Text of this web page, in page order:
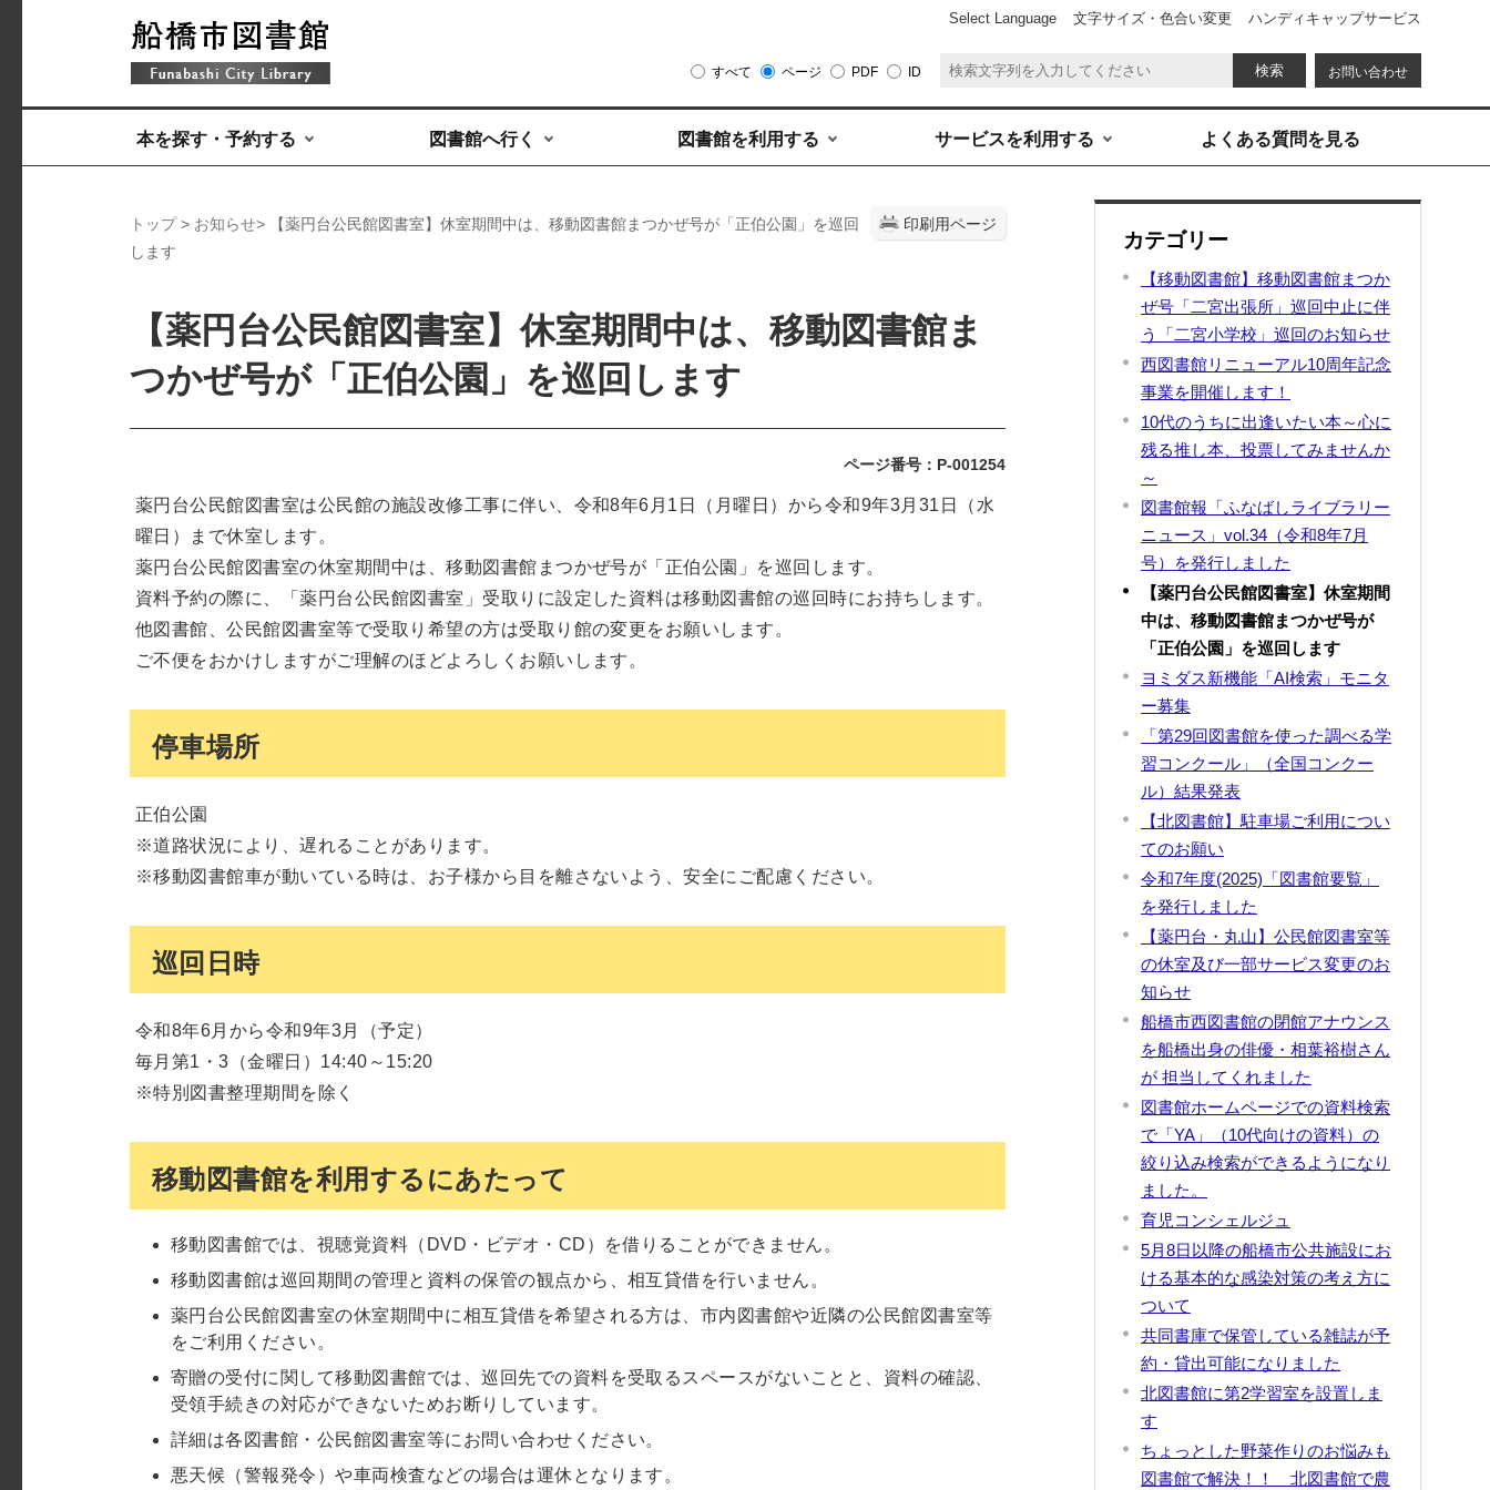
お問い合わせ
すべて ページ PDF ID
Select Language 文字サイズ・色合い変更 ハンディキャップサービス
本を探す・予約する 図書館へ行く 図書館を利用する サービスを利用する よくある質問を見る
印刷用ページ
トップ > お知らせ> 【薬円台公民館図書室】休室期間中は、移動図書館まつかぜ号が「正伯公園」を巡回
します
【薬円台公民館図書室】休室期間中は、移動図書館ま
つかぜ号が「正伯公園」を巡回します
ページ番号：P-001254
薬円台公民館図書室は公民館の施設改修工事に伴い、令和8年6月1日（月曜日）から令和9年3月31日（水
曜日）まで休室します。
薬円台公民館図書室の休室期間中は、移動図書館まつかぜ号が「正伯公園」を巡回します。
資料予約の際に、「薬円台公民館図書室」受取りに設定した資料は移動図書館の巡回時にお持ちします。
他図書館、公民館図書室等で受取り希望の方は受取り館の変更をお願いします。
ご不便をおかけしますがご理解のほどよろしくお願いします。
停車場所
正伯公園
※道路状況により、遅れることがあります。
※移動図書館車が動いている時は、お子様から目を離さないよう、安全にご配慮ください。
巡回日時
令和8年6月から令和9年3月（予定）
毎月第1・3（金曜日）14:40～15:20
※特別図書整理期間を除く
移動図書館を利用するにあたって
移動図書館では、視聴覚資料（DVD・ビデオ・CD）を借りることができません。
移動図書館は巡回期間の管理と資料の保管の観点から、相互貸借を行いません。
薬円台公民館図書室の休室期間中に相互貸借を希望される方は、市内図書館や近隣の公民館図書室等
をご利用ください。
寄贈の受付に関して移動図書館では、巡回先での資料を受取るスペースがないことと、資料の確認、
受領手続きの対応ができないためお断りしています。
詳細は各図書館・公民館図書室等にお問い合わせください。
悪天候（警報発令）や車両検査などの場合は運休となります。
カテゴリー
【移動図書館】移動図書館まつか
ぜ号「二宮出張所」巡回中止に伴
う「二宮小学校」巡回のお知らせ
西図書館リニューアル10周年記念
事業を開催します！
10代のうちに出逢いたい本～心に
残る推し本、投票してみませんか
～
図書館報「ふなばしライブラリー
ニュース」vol.34（令和8年7月
号）を発行しました
【薬円台公民館図書室】休室期間
中は、移動図書館まつかぜ号が
「正伯公園」を巡回します
ヨミダス新機能「AI検索」モニタ
ー募集
「第29回図書館を使った調べる学
習コンクール」（全国コンクー
ル）結果発表
【北図書館】駐車場ご利用につい
てのお願い
令和7年度(2025)「図書館要覧」
を発行しました
【薬円台・丸山】公民館図書室等
の休室及び一部サービス変更のお
知らせ
船橋市西図書館の閉館アナウンス
を船橋出身の俳優・相葉裕樹さん
が 担当してくれました
図書館ホームページでの資料検索
で「YA」（10代向けの資料）の
絞り込み検索ができるようになり
ました。
育児コンシェルジュ
5月8日以降の船橋市公共施設にお
ける基本的な感染対策の考え方に
ついて
共同書庫で保管している雑誌が予
約・貸出可能になりました
北図書館に第2学習室を設置しま
す
ちょっとした野菜作りのお悩みも
図書館で解決！！ 北図書館で農